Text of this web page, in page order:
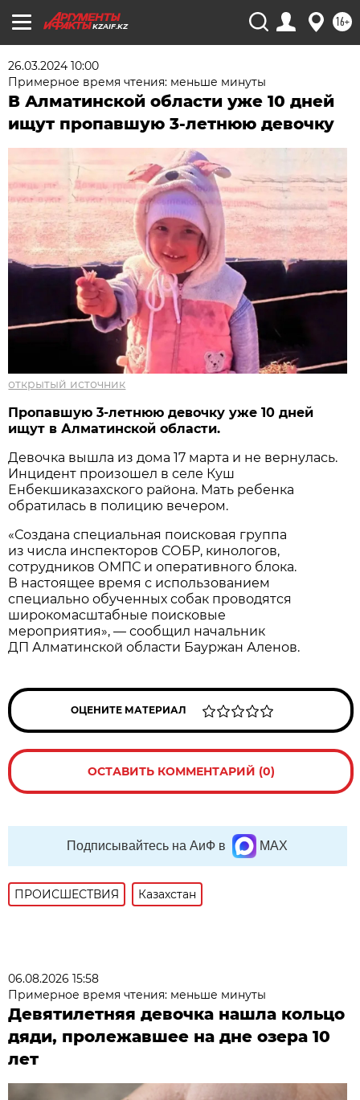
KZAIF.KZ 16+
26.03.2024 10:00
Примерное время чтения: меньше минуты
В Алматинской области уже 10 дней
ищут пропавшую 3-летнюю девочку
открытый источник
Пропавшую 3-летнюю девочку уже 10 дней
ищут в Алматинской области.
Девочка вышла из дома 17 марта и не вернулась.
Инцидент произошел в селе Куш
Енбекшиказахского района. Мать ребенка
обратилась в полицию вечером.
«Создана специальная поисковая группа
из числа инспекторов СОБР, кинологов,
сотрудников ОМПС и оперативного блока.
В настоящее время с использованием
специально обученных собак проводятся
широкомасштабные поисковые
мероприятия», — сообщил начальник
ДП Алматинской области Бауржан Аленов.
ОЦЕНИТЕ МАТЕРИАЛ
ОСТАВИТЬ КОММЕНТАРИЙ (0)
Подписывайтесь на АиФ в MAX
ПРОИСШЕСТВИЯ Казахстан
06.08.2026 15:58
Примерное время чтения: меньше минуты
Девятилетняя девочка нашла кольцо
дяди, пролежавшее на дне озера 10
лет